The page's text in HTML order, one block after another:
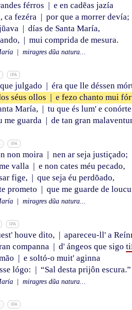
férros | e en cadẽas jazía
ca fezéra | por que a morrer devía;
| días de Santa María,
| mui comprida de mesura.
miragres dũa natura...
IPA
julgado | éra que lle déssen
séus ollos | e fezo chanto mui
María, | tu que és lum' e conórte
me guarda | de tan gran
IPA
non moira | nen ar seja justiçado;
valla | e non cates méu pecado,
fige, | que seja éu perdõado,
prometo | que me guarde de
miragres dũa natura...
IPA
houve dito, | apareceu-ll' a
companna | d' ángeos que sigo
| e soltó-o muit' aginna
lógo: | “Sal desta prijôn escura.”
miragres dũa natura...
IPA